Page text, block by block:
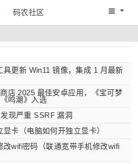
码农社区 码农网
具更新 Win11 镜像，集成 1 月最新
店 2025 最佳安卓应用，《宝可梦
鸣潮》入选
现严重 SSRF 漏洞
卡（电脑如何开独立显卡）
改wifi密码（联通宽带手机修改wifi